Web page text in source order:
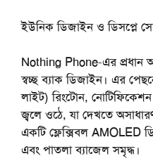
ইউনিক ডিজাইন ও ডিসপ্লে
Nothing Phone-এর প্রধান
স্বচ্ছ ব্যাক ডিজাইন। এর
লাইট) রিংটোন, নোটিফিকেশন
জ্বলে ওঠে, যা দেখতে
একটি ফ্লেক্সিবল AMOLED
এবং পাতলা ব্যাজেল সমৃদ্ধ।